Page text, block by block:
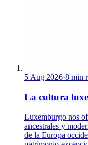
5 Aug 2026·8 min
La cultura
Luxemburgo nos
ancestrales y
de la Europa